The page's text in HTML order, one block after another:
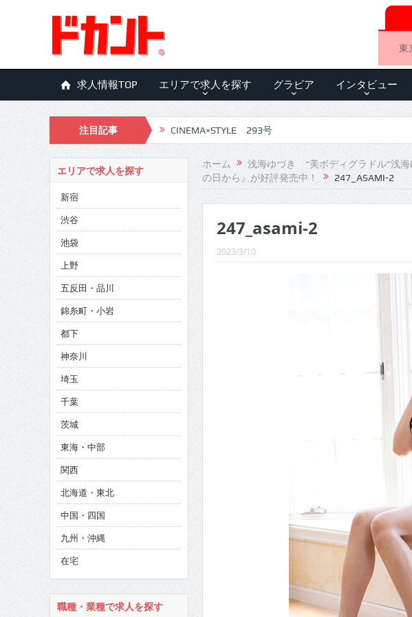
東
求人情報TOP エリアで求人を探す グラビア インタビュー
注目記事 CINEMA×STYLE 293号
CINEMA×STYLE 292号
CINEMA×STYLE 291号
CINEMA×STYLE 290号
CINEMA×STYLE 289号
CINEMA×STYLE 288号
CINEMA×STYLE 286号
CINEMA×STYLE 285号
CINEMA×STYLE 294号
ホーム
浅海ゆづき “美ボディグラドル”浅
の日から』が好評発売中！
247_ASAMI-2
247_asami-2
2023/3/10
エリアで求人を探す
新宿
渋谷
池袋
上野
五反田・品川
錦糸町・小岩
都下
神奈川
埼玉
千葉
茨城
東海・中部
関西
北海道・東北
中国・四国
九州・沖縄
在宅
職種・業種で求人を探す